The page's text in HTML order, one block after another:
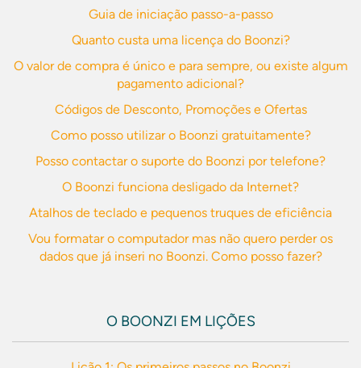
Guia de iniciação passo-a-passo
Quanto custa uma licença do Boonzi?
O valor de compra é único e para sempre, ou existe algum
pagamento adicional?
Códigos de Desconto, Promoções e Ofertas
Como posso utilizar o Boonzi gratuitamente?
Posso contactar o suporte do Boonzi por telefone?
O Boonzi funciona desligado da Internet?
Atalhos de teclado e pequenos truques de eficiência
Vou formatar o computador mas não quero perder os
dados que já inseri no Boonzi. Como posso fazer?
O BOONZI EM LIÇÕES